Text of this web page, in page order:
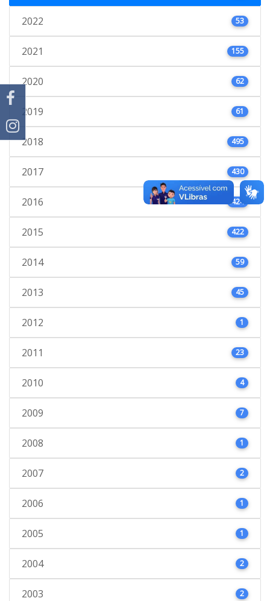
2022 53
2021 155
2020 62
2019 61
2018 495
2017 430
2016 424
2015 422
2014 59
2013 45
2012 1
2011 23
2010 4
2009 7
2008 1
2007 2
2006 1
2005 1
2004 2
2003 2